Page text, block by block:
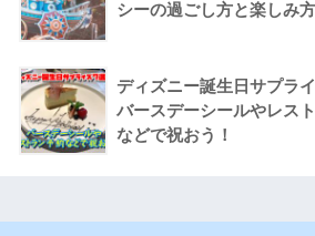
シーの過ごし方と楽しみ
ディズニー誕生日サプライ
バースデーシールやレス
などで祝おう！